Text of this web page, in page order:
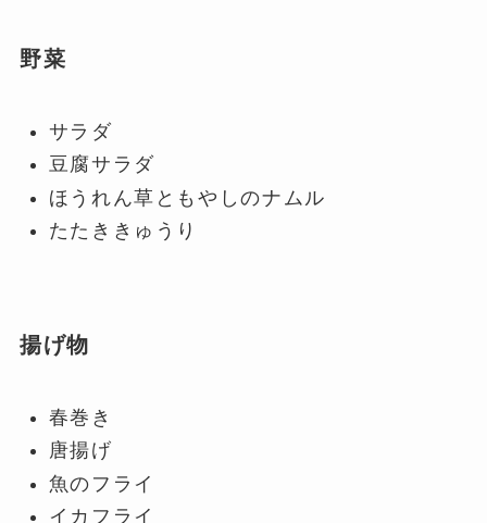
野菜
サラダ
豆腐サラダ
ほうれん草ともやしのナムル
たたききゅうり
揚げ物
春巻き
唐揚げ
魚のフライ
イカフライ